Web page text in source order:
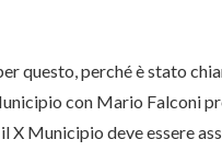
questo, perché è stato
con Mario Falconi
Municipio deve essere